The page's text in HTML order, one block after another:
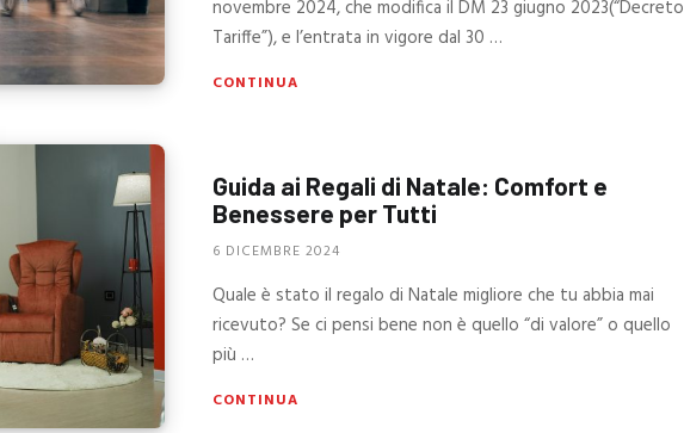
novembre 2024, che modifica il DM 23 giugno 2023(“Decreto
Tariffe”), e l’entrata in vigore dal 30 …
CONTINUA
Guida ai Regali di Natale: Comfort e
Benessere per Tutti
6 DICEMBRE 2024
Quale è stato il regalo di Natale migliore che tu abbia mai
ricevuto? Se ci pensi bene non è quello “di valore” o quello
più …
CONTINUA